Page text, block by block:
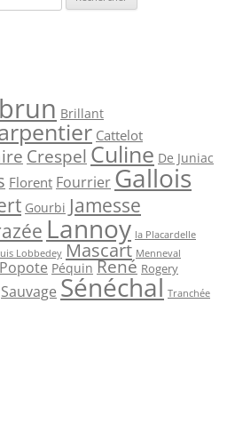
Brillant
Cattelot
Crespel Culine De Juniac
Florent FourrierGallois
Gourbi Jamesse
Lannoy la Placardelle
Lobbedey Mascart Menneval
Popote Péquin René Rogery
Sauvage Sénéchal Tranchée